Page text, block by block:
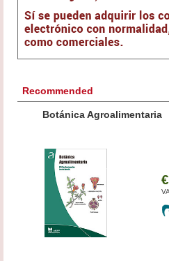
Recommended
Botánica Agroalimentaria
VAT